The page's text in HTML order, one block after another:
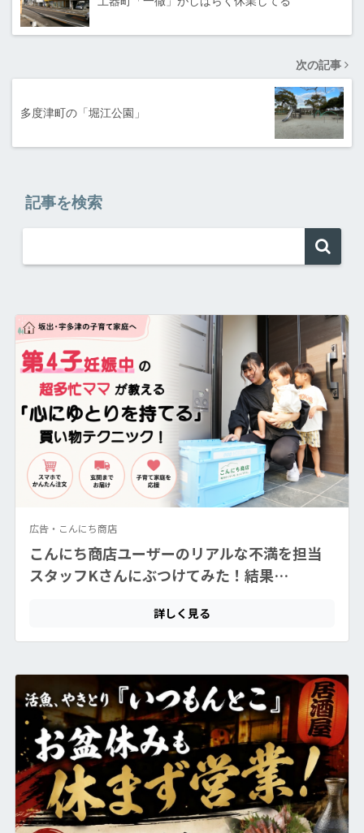
次の記事
多度津町の「堀江公園」
記事を検索